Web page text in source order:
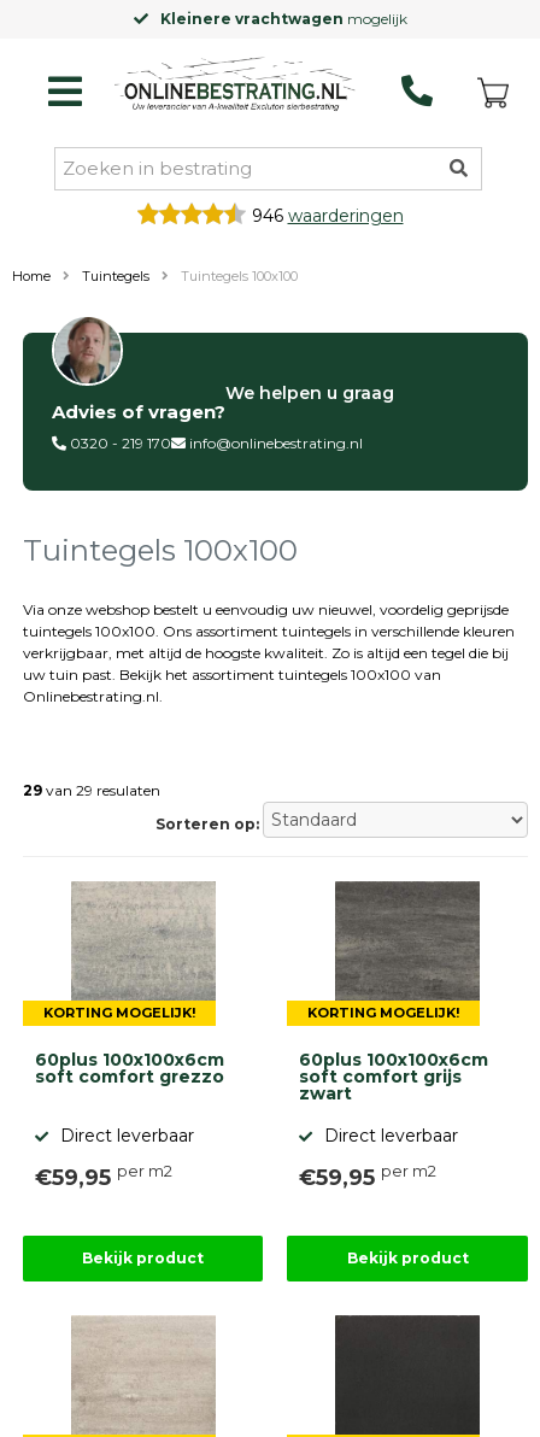
Kleinere vrachtwagen mogelijk
946 waarderingen
Home Tuintegels Tuintegels 100x100
Filter op
Categorieën
Betontegels
tegels
Natuursteen
Terrastegels
Tuintegels
Stoeptegels
Buitentegels
Betonklinkers
Trommelstenen
Wildverband
bestrating
Muurelementen
Opsluitbanden
Stapelblokken
Beplantings
betonelementen
Advies of vragen?
We helpen u graag
0320 - 219 170 info@onlinebestrating.nl
Tuintegels 100x100
Via onze webshop bestelt u eenvoudig uw nieuwel, voordelig geprijsde
tuintegels 100x100. Ons assortiment tuintegels in verschillende kleuren
verkrijgbaar, met altijd de hoogste kwaliteit. Zo is altijd een tegel die bij
uw tuin past. Bekijk het assortiment tuintegels 100x100 van
Onlinebestrating.nl.
29van 29 resulaten
Sorteren op:
KORTING MOGELIJK!
60plus 100x100x6cm
soft comfort grezzo
Direct leverbaar
€59,95 per m2
Bekijk product
KORTING MOGELIJK!
60plus 100x100x6cm
soft comfort grijs
zwart
Direct leverbaar
€59,95 per m2
Bekijk product